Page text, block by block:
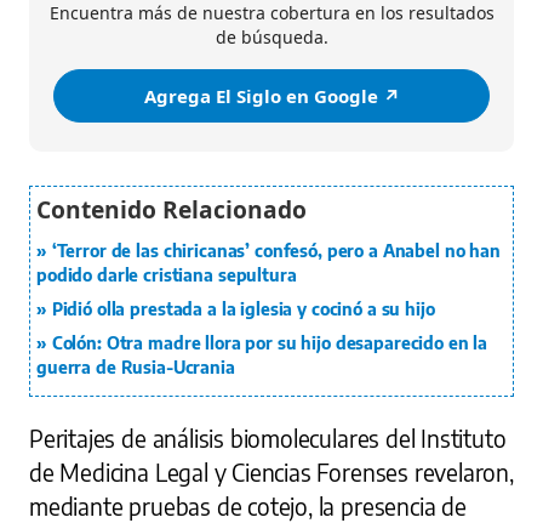
Encuentra más de nuestra cobertura en los resultados
de búsqueda.
Agrega El Siglo en Google ↗️
‘Terror de las chiricanas’ confesó, pero a Anabel no han
podido darle cristiana sepultura
Pidió olla prestada a la iglesia y cocinó a su hijo
Colón: Otra madre llora por su hijo desaparecido en la
guerra de Rusia-Ucrania
Peritajes de análisis biomoleculares del Instituto
de Medicina Legal y Ciencias Forenses revelaron,
mediante pruebas de cotejo, la presencia de